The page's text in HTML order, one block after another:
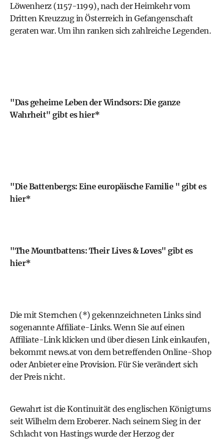
Löwenherz (1157-1199), nach der Heimkehr vom
Dritten Kreuzzug in Österreich in Gefangenschaft
geraten war. Um ihn ranken sich zahlreiche Legenden.
"Das geheime Leben der Windsors: Die ganze
Wahrheit" gibt es hier*
"Die Battenbergs: Eine europäische Familie " gibt es
hier*
"The Mountbattens: Their Lives & Loves" gibt es
hier*
Die mit Sternchen (*) gekennzeichneten Links sind
sogenannte Affiliate-Links. Wenn Sie auf einen
Affiliate-Link klicken und über diesen Link einkaufen,
bekommt news.at von dem betreffenden Online-Shop
oder Anbieter eine Provision. Für Sie verändert sich
der Preis nicht.
Gewahrt ist die Kontinuität des englischen Königtums
seit Wilhelm dem Eroberer. Nach seinem Sieg in der
Schlacht von Hastings wurde der Herzog der